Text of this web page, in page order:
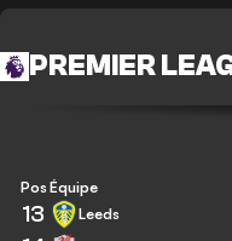
PREMIER
Pos Équipe
13 Leeds